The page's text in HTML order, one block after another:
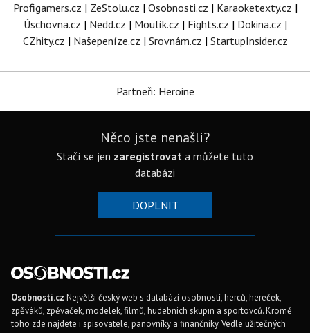
Profigamers.cz | ZeStolu.cz | Osobnosti.cz | Karaoketexty.cz |
Úschovna.cz | Nedd.cz | Moulík.cz | Fights.cz | Dokina.cz |
CZhity.cz | Našepeníze.cz | Srovnám.cz | StartupInsider.cz
Partneři: Heroine
Něco jste nenašli?
Stačí se jen zaregistrovat a můžete tuto
databázi
DOPLNIT
Osobnosti.cz Největší český web s databází osobností, herců, hereček,
zpěváků, zpěvaček, modelek, filmů, hudebních skupin a sportovců. Kromě
toho zde najdete i spisovatele, panovníky a finančníky. Vedle užitečných